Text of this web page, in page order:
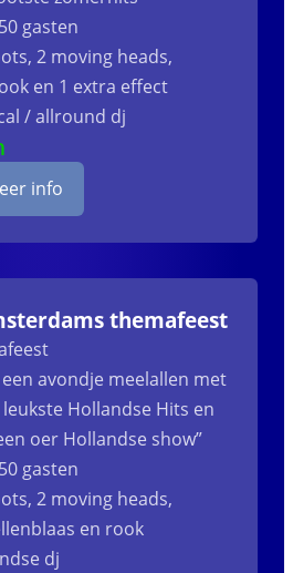
gasten
2 moving heads,
en 1 extra effect
/ allround dj
info
themafeest
avondje meelallen met
Hollandse Hits en
oer Hollandse show”
gasten
2 moving heads,
en rook
dj